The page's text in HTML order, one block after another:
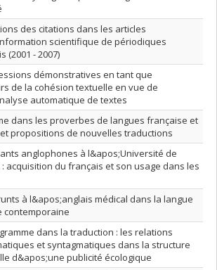
des citations dans les articles
scientifique de périodiques
(2001 - 2007)
démonstratives en tant que
de la cohésion textuelle en vue de
automatique de textes
dans les proverbes de langues française et
propositions de nouvelles traductions
anglophones à l&apos;Université de
acquisition du français et son usage dans les
à l&apos;anglais médical dans la langue
contemporaine
dans la traduction : les relations
et syntagmatiques dans la structure
d&apos;une publicité écologique